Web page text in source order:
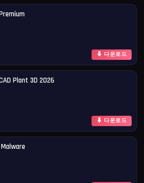
⬇ 다운로드
Plant 3D 2026
⬇ 다운로드